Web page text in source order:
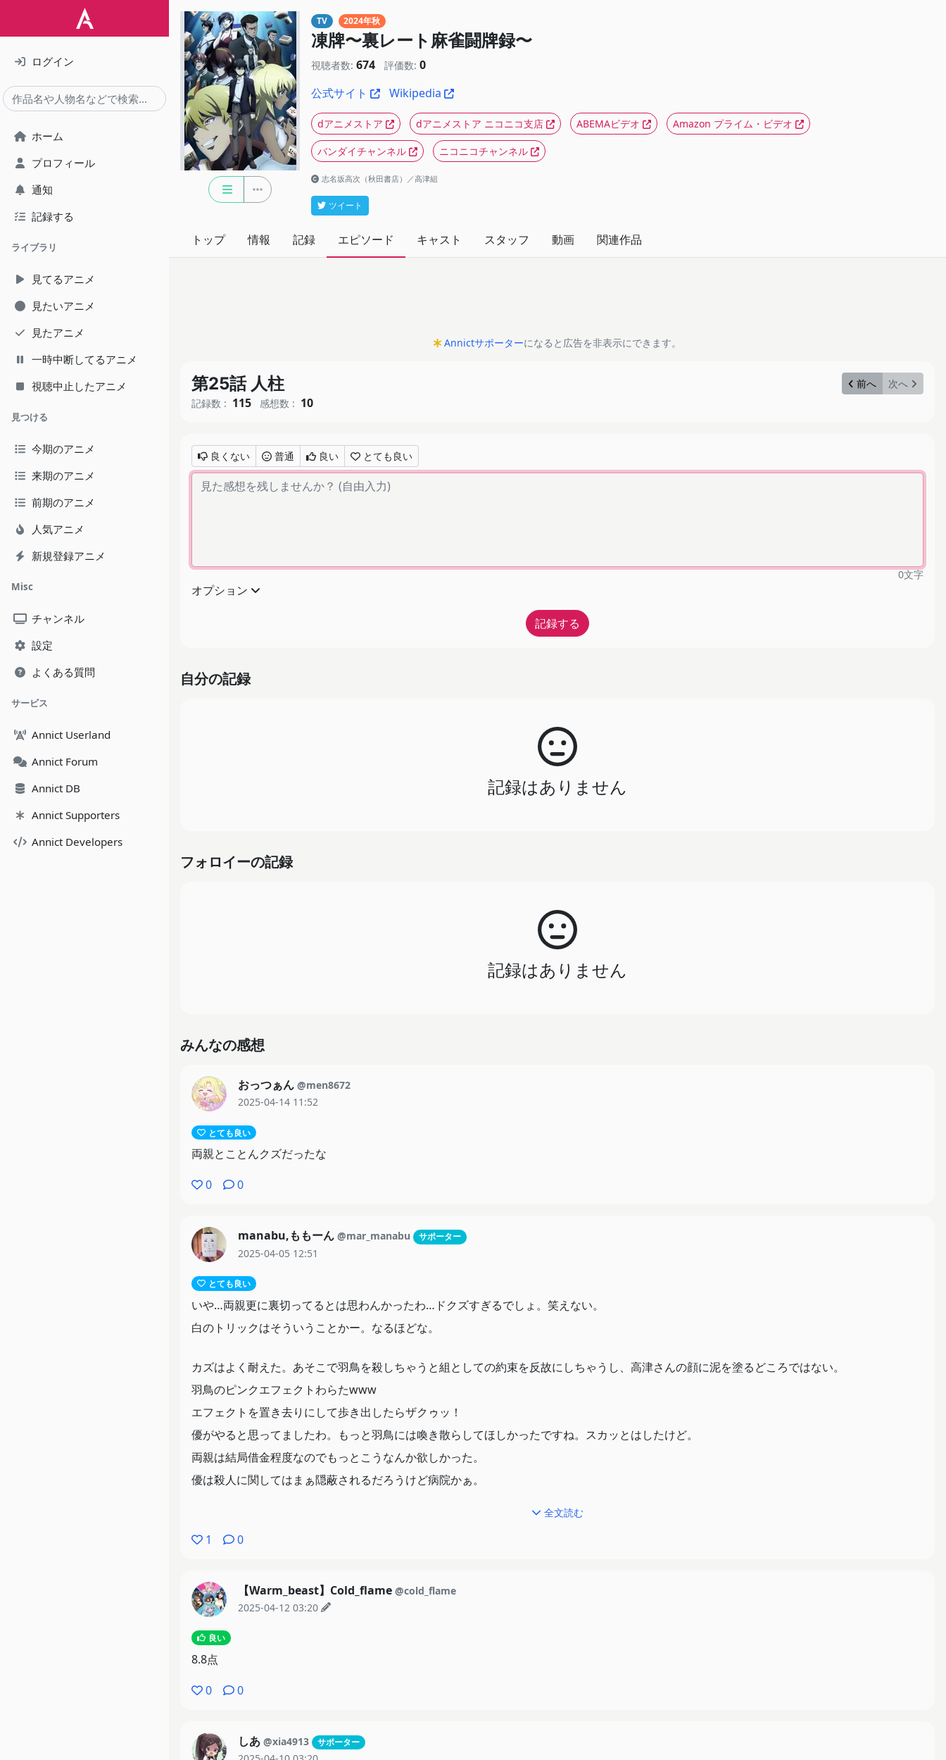
ログイン
ホーム
プロフィール
通知
記録する
ライブラリ
見てるアニメ
見たいアニメ
見たアニメ
一時中断してるアニメ
視聴中止したアニメ
見つける
今期のアニメ
来期のアニメ
前期のアニメ
人気アニメ
新規登録アニメ
Misc
チャンネル
設定
よくある質問
サービス
Annict Userland
Annict Forum
Annict DB
Annict Supporters
Annict Developers
TV 2024年秋
凍牌〜裏レート麻雀闘牌録〜
視聴者数: 674 評価数: 0
公式サイト
Wikipedia
dアニメストア dアニメストア ニコニコ支店 ABEMAビデオ Amazon プライム・ビデオ
バンダイチャンネル ニコニコチャンネル
志名坂高次（秋田書店）／高津組
ツイート
トップ 情報 記録 エピソード キャスト スタッフ 動画 関連作品
Annictサポーターになると広告を非表示にできます。
第25話 人柱 前へ
次へ
記録数 : 115 感想数 : 10
良くない 普通 良い とても良い
0文字
オプション
自分の記録
記録はありません
フォロイーの記録
記録はありません
みんなの感想
おっつぁん @men8672
2025-04-14 11:52
とても良い
両親とことんクズだったな
0
0
manabu,ももーん @mar_manabu サポーター
2025-04-05 12:51
とても良い
いや…両親更に裏切ってるとは思わんかったわ…ドクズすぎるでしょ。笑えない。
白のトリックはそういうことかー。なるほどな。
カズはよく耐えた。あそこで羽鳥を殺しちゃうと組としての約束を反故にしちゃうし、高津さんの顔に泥を塗るどころではない。
羽鳥のピンクエフェクトわらたwww
エフェクトを置き去りにして歩き出したらザクゥッ！
優がやると思ってましたわ。もっと羽鳥には喚き散らしてほしかったですね。スカッとはしたけど。
両親は結局借金程度なのでもっとこうなんか欲しかった。
優は殺人に関してはまぁ隠蔽されるだろうけど病院かぁ。
ケイもなんとか復帰できたのか。人柱とは。
アミナも無事帰国だけど、後ろにいるの関さん？w
高津組に首輪つけられてんのかな？
ケイらしい笑みで終了だ。
全文読む
1 0
【Warm_beast】Cold_flame @cold_flame
2025-04-12 03:20
良い
8.8点
0
0
しあ @xia4913 サポーター